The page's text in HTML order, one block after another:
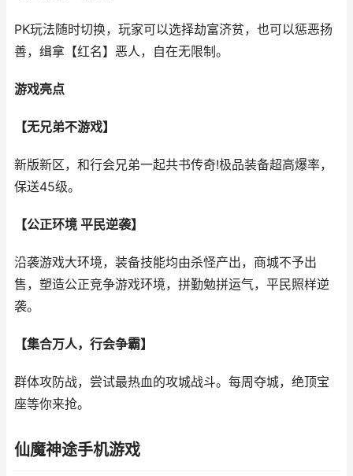
PK玩法随时切换，玩家可以选择劫富济贫，也可以惩恶扬
善，缉拿【红名】恶人，自在无限制。
游戏亮点
【无兄弟不游戏】
新版新区，和行会兄弟一起共书传奇!极品装备超高爆率，
保送45级。
【公正环境 平民逆袭】
沿袭游戏大环境，装备技能均由杀怪产出，商城不予出
售，塑造公正竞争游戏环境，拼勤勉拼运气，平民照样逆
袭。
【集合万人，行会争霸】
群体攻防战，尝试最热血的攻城战斗。每周夺城，绝顶宝
座等你来抢。
仙魔神途手机游戏